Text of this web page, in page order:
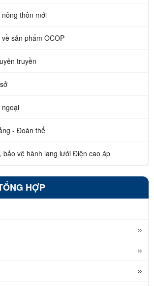
thôn mới
sản phẩm OCOP
truyền
ngoại
- Đoàn thể
bảo vệ hành lang lưới Điện cao áp
HỢP